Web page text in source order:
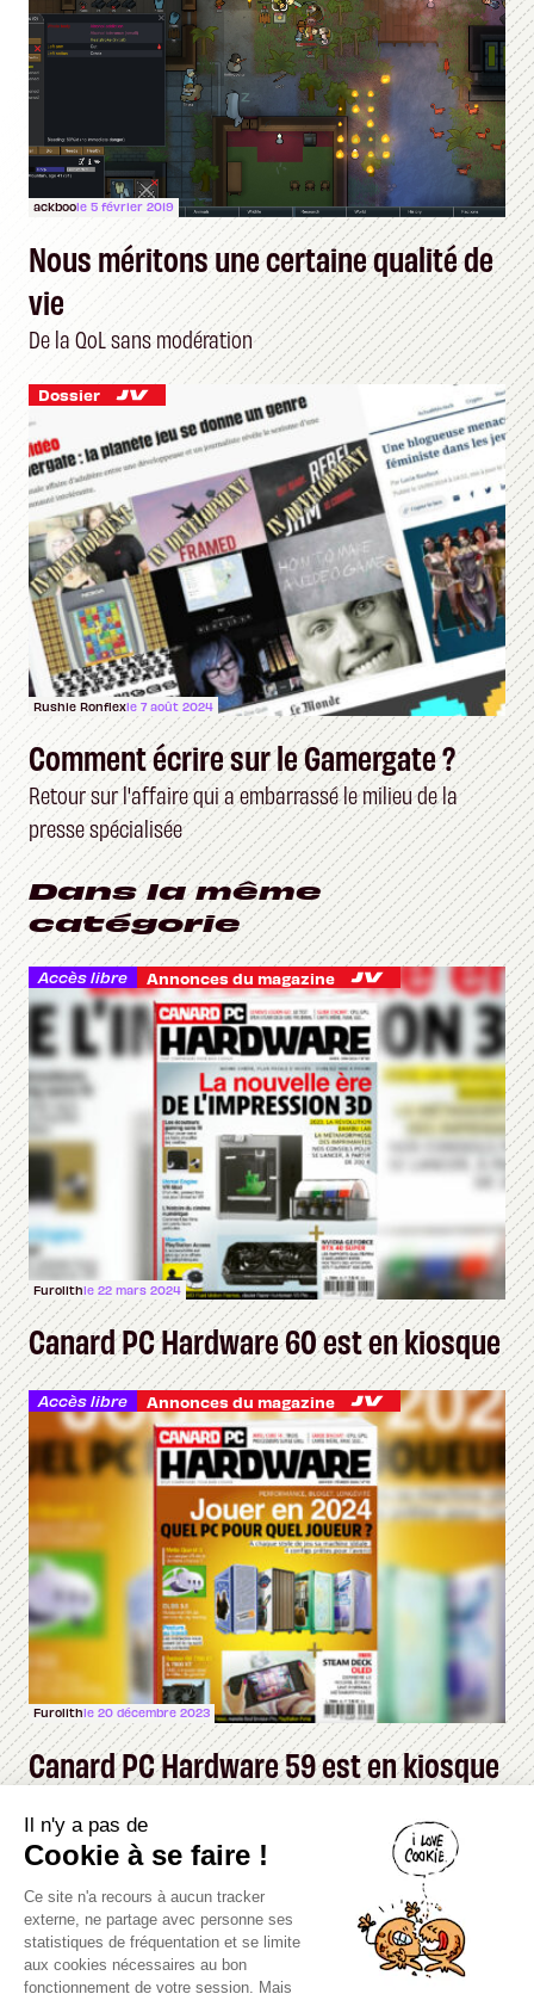
ackboole 5 février 2019
Nous méritons une certaine qualité de
vie
De la QoL sans modération
Dossier
Rushie Ronflexle 7 août 2024
Comment écrire sur le Gamergate ?
Retour sur l'affaire qui a embarrassé le milieu de la
presse spécialisée
Dans la même
catégorie
Accès libre Annonces du magazine
Furolithle 22 mars 2024
Canard PC Hardware 60 est en kiosque
Accès libre Annonces du magazine
Furolithle 20 décembre 2023
Canard PC Hardware 59 est en kiosque
Canard PC
Kiosque numérique
Boutique
Il n'y a pas de
Cookie à se faire !
Ce site n'a recours à aucun tracker
externe, ne partage avec personne ses
statistiques de fréquentation et se limite
aux cookies nécessaires au bon
fonctionnement de votre session. Mais